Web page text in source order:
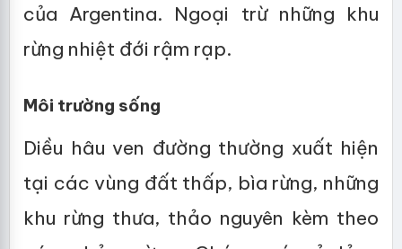
của Argentina. Ngoại trừ những khu
rừng nhiệt đới rậm rạp.
Môi trường sống
Diều hâu ven đường thường xuất hiện
tại các vùng đất thấp, bìa rừng, những
khu rừng thưa, thảo nguyên kèm theo